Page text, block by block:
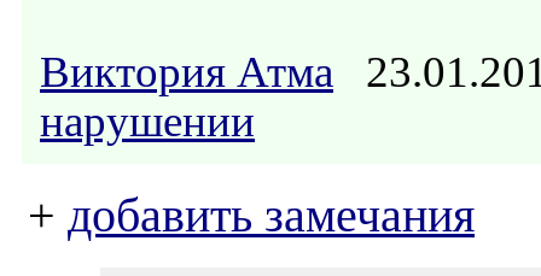
Виктория Атма
нарушении
+ добавить замечания